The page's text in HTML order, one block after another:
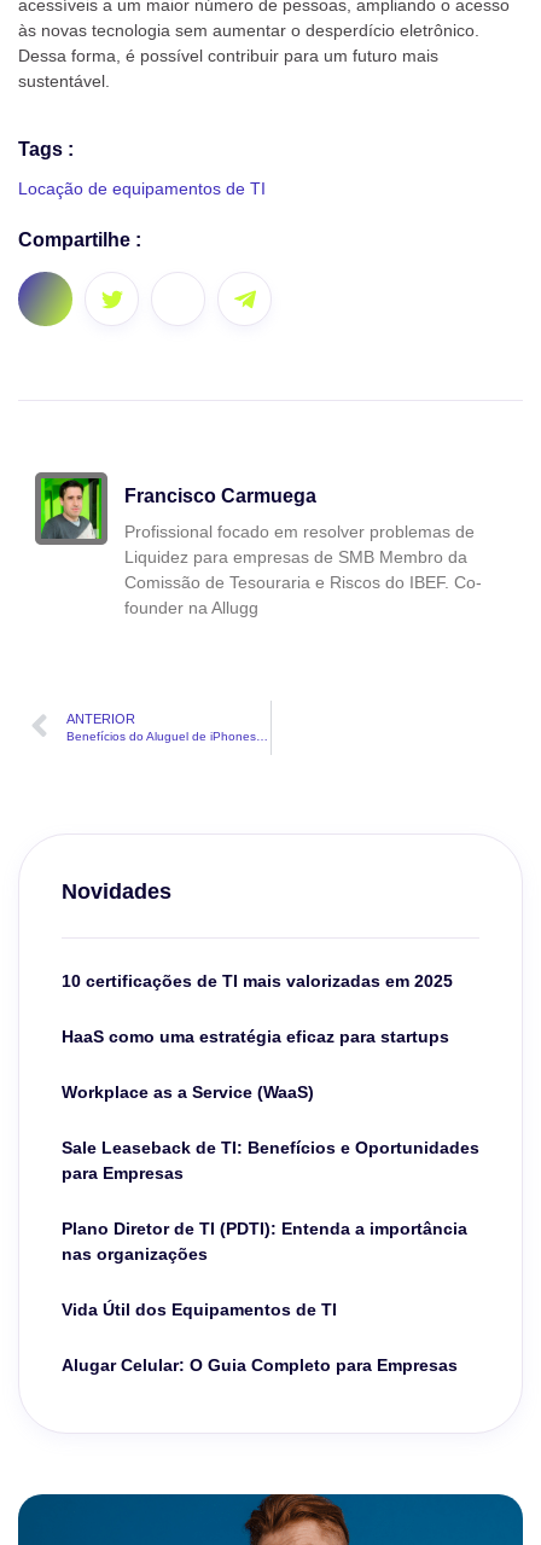
Novidades
10 certificações de TI mais valorizadas em 2025
HaaS como uma estratégia eficaz para startups
Workplace as a Service (WaaS)
Sale Leaseback de TI: Benefícios e Oportunidades
para Empresas
Plano Diretor de TI (PDTI): Entenda a importância
nas organizações
Vida Útil dos Equipamentos de TI
Alugar Celular: O Guia Completo para Empresas
acessíveis a um maior número de pessoas, ampliando o acesso
às novas tecnologia sem aumentar o desperdício eletrônico.
Dessa forma, é possível contribuir para um futuro mais
sustentável.
Tags :
Locação de equipamentos de TI
Compartilhe :
Francisco Carmuega
Profissional focado em resolver problemas de
Liquidez para empresas de SMB Membro da
Comissão de Tesouraria e Riscos do IBEF. Co-
founder na Allugg
ANTERIOR